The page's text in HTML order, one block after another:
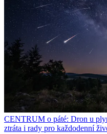
CENTRUM o páté: Dron u
ztráta i rady pro každodenní